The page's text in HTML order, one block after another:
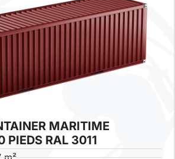
MARITIME
PIEDS RAL 3011